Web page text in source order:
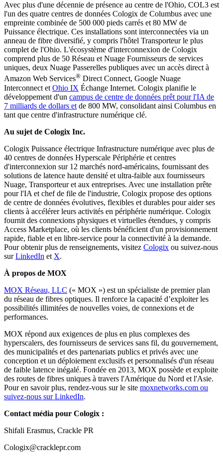
Avec plus d'une décennie de présence au centre de l'Ohio, COL3 est
l'un des quatre centres de données Cologix de Columbus avec une
empreinte combinée de 500 000 pieds carrés et 80 MW de
Puissance électrique. Ces installations sont interconnectées via un
anneau de fibre diversifié, y compris l'hôtel Transporteur le plus
complet de l'Ohio. L'écosystème d'interconnexion de Cologix
comprend plus de 50 Réseau et Nuage Fournisseurs de services
uniques, deux Nuage Passerelles publiques avec un accès direct à
Amazon Web Services® Direct Connect, Google Nuage
Interconnect et Ohio IX Échange Internet. Cologix planifie le
développement d'un campus de centre de données prêt pour l'IA de
7 milliards de dollars et de 800 MW, consolidant ainsi Columbus en
tant que centre d'infrastructure numérique clé.
Au sujet de Cologix Inc.
Cologix Puissance électrique Infrastructure numérique avec plus de
40 centres de données Hyperscale Périphérie et centres
d'interconnexion sur 12 marchés nord-américains, fournissant des
solutions de latence haute densité et ultra-faible aux fournisseurs
Nuage, Transporteur et aux entreprises. Avec une installation prête
pour l'IA et chef de file de l'industrie, Cologix propose des options
de centre de données évolutives, flexibles et durables pour aider ses
clients à accélérer leurs activités en périphérie numérique. Cologix
fournit des connexions physiques et virtuelles étendues, y compris
Access Marketplace, où les clients bénéficient d'un provisionnement
rapide, fiable et en libre-service pour la connectivité à la demande.
Pour obtenir plus de renseignements, visitez Cologix ou suivez-nous
surLinkedIn et X.
À propos de MOX
MOX Réseau, LLC (« MOX ») est un spécialiste de premier plan
du réseau de fibres optiques. Il renforce la capacité d’exploiter les
possibilités illimitées de nouvelles voies, de connexions et de
performances.
MOX répond aux exigences de plus en plus complexes des
hyperscalers, des fournisseurs de services sans fil, du gouvernement,
des municipalités et des partenariats publics et privés avec une
conception et un déploiement exclusifs et personnalisés d'un réseau
de faible latence inégalé. Fondée en 2013, MOX possède et exploite
des routes de fibres uniques à travers l'Amérique du Nord et l'Asie.
Pour en savoir plus, rendez-vous sur le site moxnetworks.com ou
suivez-nous sur LinkedIn.
Contact média pour Cologix :
Shifali Erasmus, Crackle PR
Cologix@cracklepr.com